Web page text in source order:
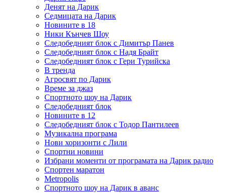
Денят на Дарик
Седмицата на Дарик
Новините в 18
Ники Кънчев Шоу
Следобедният блок с Димитър Панев
Следобедният блок с Надя Брайт
Следобедният блок с Гери Турийска
В тренда
Агросвят по Дарик
Време за джаз
Спортното шоу на Дарик
Следобедният блок
Новините в 12
Следобедният блок с Тодор Пантилеев
Музикална програма
Нови хоризонти с Лили
Спортни новини
Избрани моменти от програмата на Дарик радио
Спортен маратон
Metropolis
Спортното шоу на Дарик в аванс